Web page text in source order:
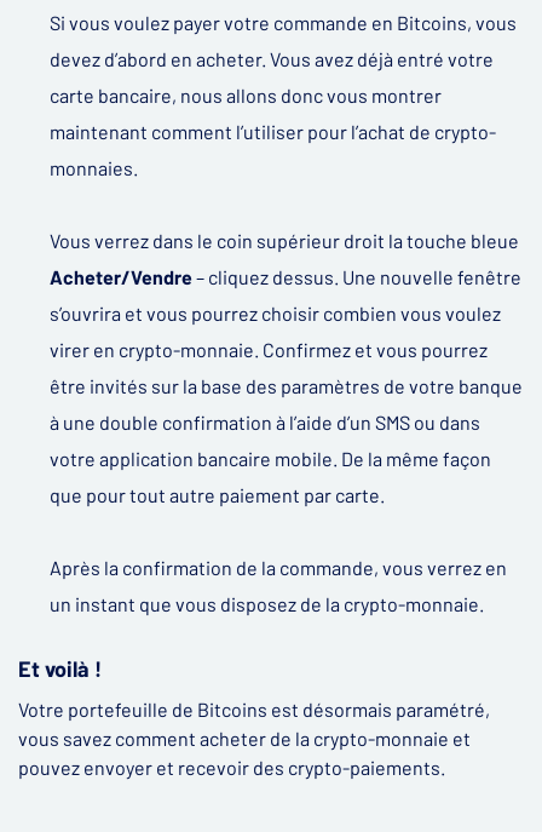
Si vous voulez payer votre commande en Bitcoins, vous
devez d’abord en acheter. Vous avez déjà entré votre
carte bancaire, nous allons donc vous montrer
maintenant comment l’utiliser pour l’achat de crypto-
monnaies.
Vous verrez dans le coin supérieur droit la touche bleue
Acheter/Vendre– cliquez dessus. Une nouvelle fenêtre
s’ouvrira et vous pourrez choisir combien vous voulez
virer en crypto-monnaie. Confirmez et vous pourrez
être invités sur la base des paramètres de votre banque
à une double confirmation à l’aide d’un SMS ou dans
votre application bancaire mobile. De la même façon
que pour tout autre paiement par carte.
Après la confirmation de la commande, vous verrez en
un instant que vous disposez de la crypto-monnaie.
Et voilà !
Votre portefeuille de Bitcoins est désormais paramétré,
vous savez comment acheter de la crypto-monnaie et
pouvez envoyer et recevoir des crypto-paiements.